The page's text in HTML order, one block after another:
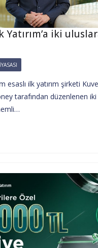
Yatırım’a iki
esaslı ilk yatırım şirketi
tarafından düzenlenen iki